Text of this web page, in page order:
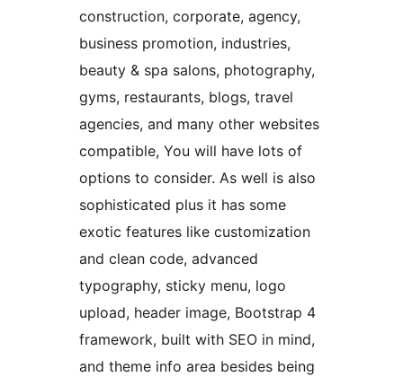
construction, corporate, agency,
business promotion, industries,
beauty & spa salons, photography,
gyms, restaurants, blogs, travel
agencies, and many other websites
compatible, You will have lots of
options to consider. As well is also
sophisticated plus it has some
exotic features like customization
and clean code, advanced
typography, sticky menu, logo
upload, header image, Bootstrap 4
framework, built with SEO in mind,
and theme info area besides being